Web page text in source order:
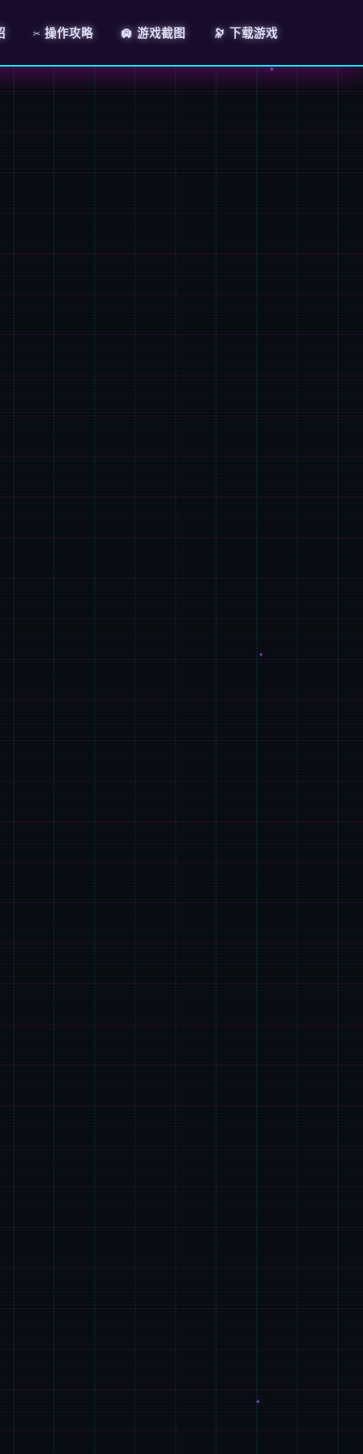
✂️ 操作攻略 🛄 游戏截图 🔭 下载游戏